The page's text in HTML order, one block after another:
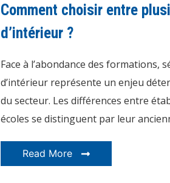
d’architecture
d’intérieur
?
Comment choisir entre
d’intérieur ?
Face à l’abondance des formations,
d’intérieur représente un enjeu
du secteur. Les différences entre
écoles se distinguent par leur
Read More